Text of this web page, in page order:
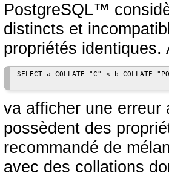
PostgreSQL™
distincts et
propriétés identiques.
SELECT a COLLATE "C" < b COLLATE
va afficher une
possèdent des
recommandé de
avec des collations